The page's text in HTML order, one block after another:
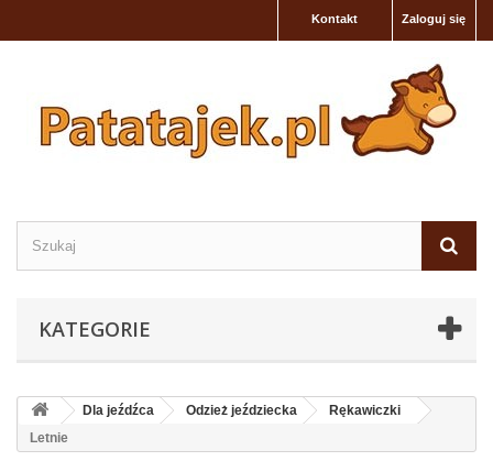
Zaloguj się
Kontakt
KATEGORIE
Dla jeźdźca Odzież jeździecka
Rękawiczki
Letnie